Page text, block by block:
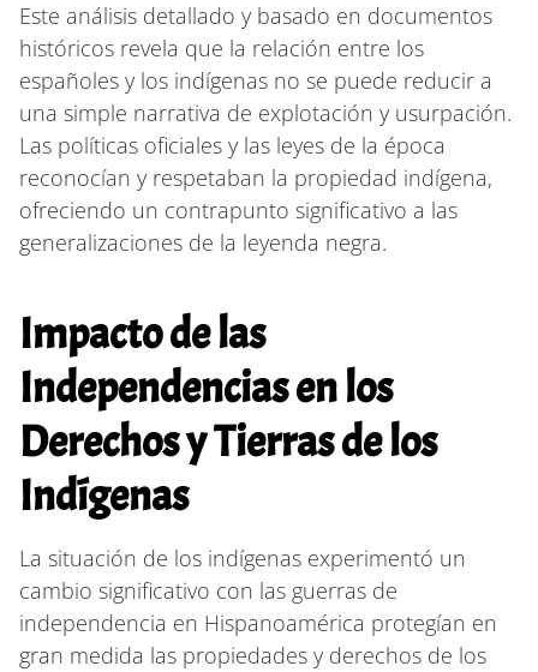
Este análisis detallado y basado en documentos
históricos revela que la relación entre los
españoles y los indígenas no se puede reducir a
una simple narrativa de explotación y usurpación.
Las políticas oficiales y las leyes de la época
reconocían y respetaban la propiedad indígena,
ofreciendo un contrapunto significativo a las
generalizaciones de la leyenda negra.
Impacto de las
Independencias en los
Derechos y Tierras de los
Indígenas
La situación de los indígenas experimentó un
cambio significativo con las guerras de
independencia en Hispanoamérica protegían en
gran medida las propiedades y derechos de los